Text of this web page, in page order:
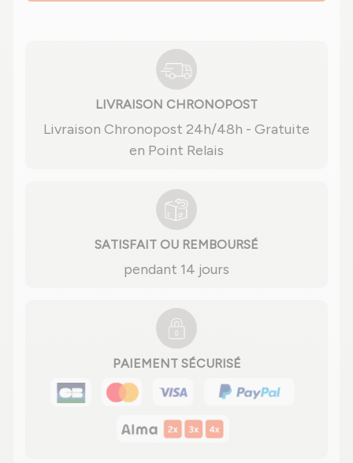
LIVRAISON CHRONOPOST
Livraison Chronopost 24h/48h - Gratuite
en Point Relais
SATISFAIT OU REMBOURSÉ
pendant 14 jours
PAIEMENT SÉCURISÉ